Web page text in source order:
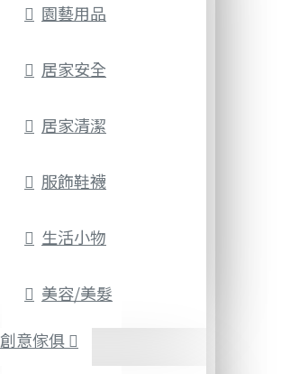
園藝用品
居家安全
居家清潔
服飾鞋襪
生活小物
美容/美髮
創意傢俱